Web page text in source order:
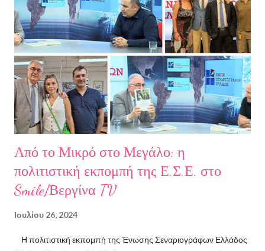
μεγάλωσε στον Πειραιά. Αποφοίτησε από το Τμήμα Νομικής του
Αριστοτελείου Πανεπιστημίου Θεσσαλονίκης. Έχει κάνει επίσης
σπουδές στη μουσική, την ιστορία της τέχνης και τη φιλολογία
στην Ελλάδα και το εξωτερικό. Από το 2008 ασχολείται με την
πολιτιστική δημοσιογραφία και διατηρεί τον πολιτιστικό ιστότοπο
ART.harbour. Έζησε κα...
Από το Μικρό στο Μεγάλο: η
πολιτιστική εκπομπή της Ε.Σ.Ε. στο
Smile/Βεργίνα TV
Ιουλίου 26, 2024
Η πολιτιστική εκπομπή της Ένωσης Σεναριογράφων Ελλάδος